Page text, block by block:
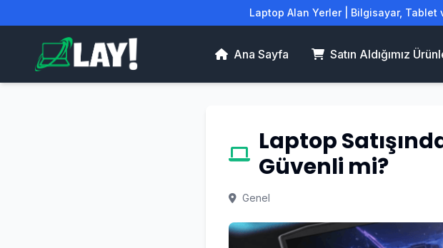
Laptop Alan Yerler | Bilgisayar, Tablet
Ana Sayfa Satın Aldığımız
Laptop
Güvenli mi?
Genel